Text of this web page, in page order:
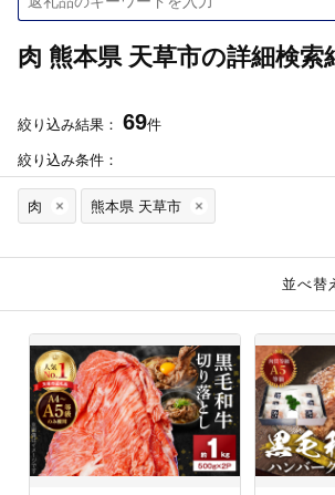
肉 熊本県 天草市の詳細検索
絞り込み結果： 69件
絞り込み条件：
肉 熊本県 天草市
並べ替